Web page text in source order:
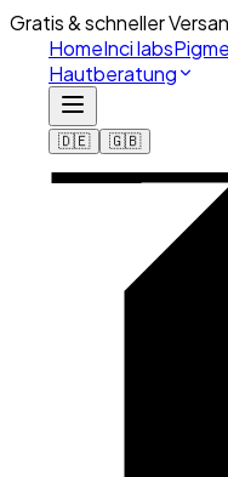
Gratis & schneller
HomeInci labs
Hautberatung
🇩🇪 🇬🇧